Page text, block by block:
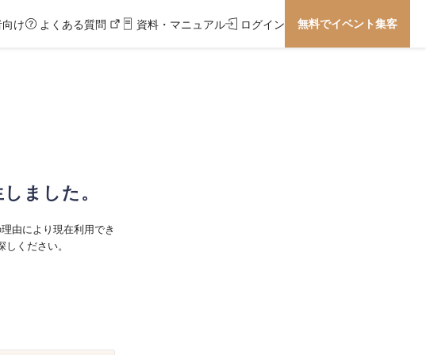
け よくある質問 資料・マニュアル ログイン 無料でイベント集客
ました。
由により現在利用でき
ください。